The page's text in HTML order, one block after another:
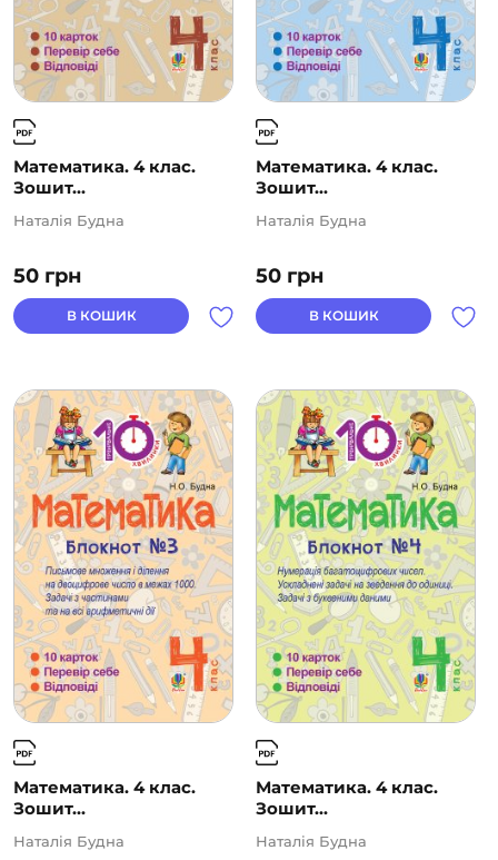
Математика. 4 клас.
Зошит...
50 грн
Наталія Будна
В КОШИК
Математика. 4 клас.
Зошит...
50 грн
Наталія Будна
В КОШИК
Математика. 4 клас.
Зошит...
Наталія Будна
Математика. 4 клас.
Зошит...
Наталія Будна